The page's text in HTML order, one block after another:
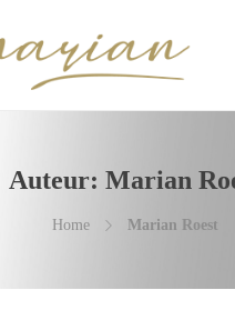
Auteur: Marian
Home Marian Roest